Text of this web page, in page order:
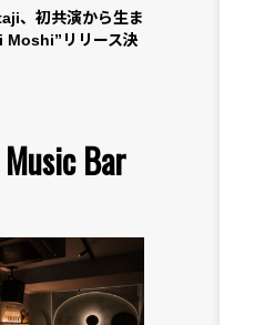
、初共演から生ま
Moshi”リリース決
Bar